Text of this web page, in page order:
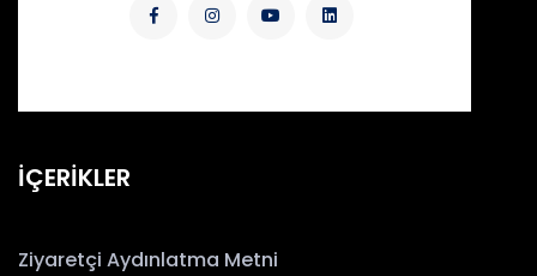
İÇERİKLER
Ziyaretçi Aydınlatma Metni